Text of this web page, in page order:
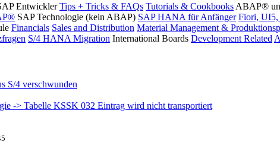
Entwickler Tips + Tricks & FAQs Tutorials & Cookbooks ABAP®
SAP Technologie (kein ABAP) SAP HANA für Anfänger Fiori, UI5,
Financials Sales and Distribution Material Management &
S/4 HANA Migration International Boards Development Related
S/4 verschwunden
-> Tabelle KSSK 032 Eintrag wird nicht transportiert